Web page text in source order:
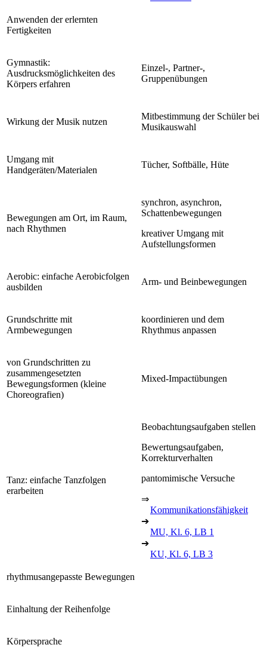
Anwenden der erlernten
Fertigkeiten
Gymnastik:
Ausdrucksmöglichkeiten des
Körpers erfahren
Einzel-, Partner-,
Gruppenübungen
Wirkung der Musik nutzen
Mitbestimmung der Schüler bei
Musikauswahl
Umgang mit
Handgeräten/Materialen
Tücher, Softbälle, Hüte
Bewegungen am Ort, im Raum,
nach Rhythmen
synchron, asynchron,
Schattenbewegungen
kreativer Umgang mit
Aufstellungsformen
Aerobic: einfache Aerobicfolgen
ausbilden
Arm- und Beinbewegungen
Grundschritte mit
Armbewegungen
koordinieren und dem
Rhythmus anpassen
von Grundschritten zu
zusammengesetzten
Bewegungsformen (kleine
Choreografien)
Mixed-Impactübungen
Tanz: einfache Tanzfolgen
erarbeiten
Beobachtungsaufgaben stellen
Bewertungsaufgaben,
Korrekturverhalten
pantomimische Versuche
⇒
Kommunikationsfähigkeit
➔
MU, Kl. 6, LB 1
➔
KU, Kl. 6, LB 3
rhythmusangepasste Bewegungen
Einhaltung der Reihenfolge
Körpersprache